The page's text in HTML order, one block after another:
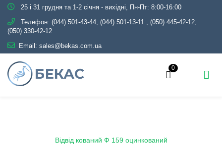
25 і 31 грудня та 1-2 січня - вихідні, Пн-Пт: 8:00-16:00
Телефон: (044) 501-43-44, (044) 501-13-11 , (050) 445-42-12,
(050) 330-42-12
Email: sales@bekas.com.ua
0
Відвід кований Ф 159 оцинкований